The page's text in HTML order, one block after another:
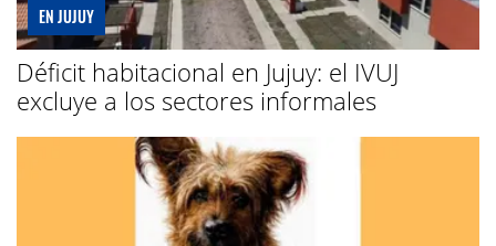
EN JUJUY
Déficit habitacional en Jujuy: el IVUJ
excluye a los sectores informales